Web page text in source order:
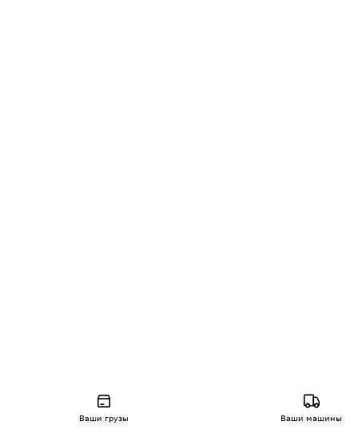
Ваши грузы Ваши машины